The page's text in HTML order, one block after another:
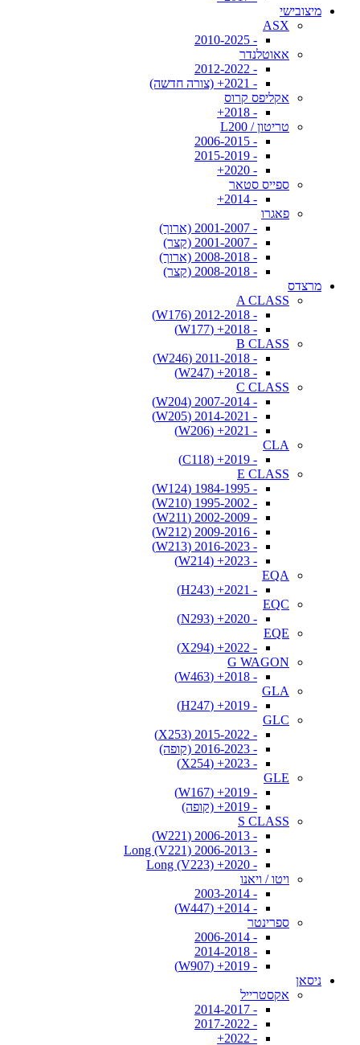
מיצובישי
ASX
- 2010-2025
אאוטלנדר
- 2012-2022
- 2021+ (צורה חדשה)
אקליפס קרוס
- 2018+
טריטון / L200
- 2006-2015
- 2015-2019
- 2020+
ספייס סטאר
- 2014+
פאגרו
- 2001-2007 (ארוך)
- 2001-2007 (קצר)
- 2008-2018 (ארוך)
- 2008-2018 (קצר)
מרצדס
A CLASS
- 2012-2018 (W176)
- 2018+ (W177)
B CLASS
- 2011-2018 (W246)
- 2018+ (W247)
C CLASS
- 2007-2014 (W204)
- 2014-2021 (W205)
- 2021+ (W206)
CLA
- 2019+ (C118)
E CLASS
- 1984-1995 (W124)
- 1995-2002 (W210)
- 2002-2009 (W211)
- 2009-2016 (W212)
- 2016-2023 (W213)
- 2023+ (W214)
EQA
- 2021+ (H243)
EQC
- 2020+ (N293)
EQE
- 2022+ (X294)
G WAGON
- 2018+ (W463)
GLA
- 2019+ (H247)
GLC
- 2015-2022 (X253)
- 2016-2023 (קופה)
- 2023+ (X254)
GLE
- 2019+ (W167)
- 2019+ (קופה)
S CLASS
- 2006-2013 (W221)
- 2006-2013 Long (V221)
- 2020+ Long (V223)
ויטו / ויאנו
- 2003-2014
- 2014+ (W447)
ספרינטר
- 2006-2014
- 2014-2018
- 2019+ (W907)
ניסאן
אקסטרייל
- 2014-2017
- 2017-2022
- 2022+